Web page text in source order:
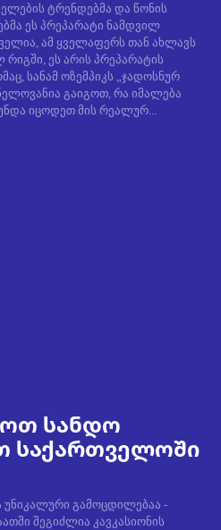
ტრენდებმა და წონის
ეს პრეპარატი ნამდვილ
ამ ყველაფერს თან ახლავს
ეს არის პრეპარატის
სანამ ოზემპიკს „ჯადოსნურ
გაიგოთ, რა იმალება
იცოდეთ მის რეალურ...
სანდო
საქართველოში
გამოცდილებაა -
შეგიძლია კავკასიონის